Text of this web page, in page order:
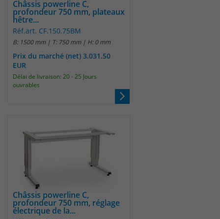
Châssis powerline C,
profondeur 750 mm, plateaux
hêtre...
Réf.art. CF.150.75BM
B: 1500 mm | T: 750 mm | H: 0 mm
Prix du marché (net) 3.031.50
EUR
Délai de livraison: 20 - 25 Jours
ouvrables
Châssis powerline C,
profondeur 750 mm, réglage
électrique de la...
auf unserem Server gespeichert und
unzugänglich.
Name
Anbieter
Zweck
Das Cookie wird von Matomo
Kampagnendaten zu berechnen und
die Nutzung der Website für den
verfolgen. Die Cookies speichern
Informationen anonym und weisen